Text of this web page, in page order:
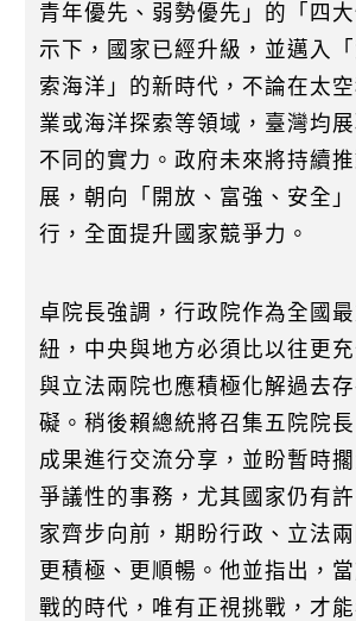
青年優先、弱勢優先」的「四
示下，國家已經升級，並邁入
索海洋」的新時代，不論在太
業或海洋探索等領域，臺灣均
不同的實力。政府未來將持續
展，朝向「開放、富強、安全
行，全面提升國家競爭力。
卓院長強調，行政院作為全國
紐，中央與地方必須比以往更
與立法兩院也應積極化解過去
礙。稍後賴總統將召集五院院
成果進行交流分享，並盼暫時
爭議性的事務，尤其國家仍有
家齊步向前，期盼行政、立法
更積極、更順暢。他並指出，
戰的時代，唯有正視挑戰，才